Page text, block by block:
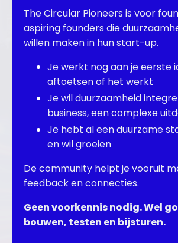
The Circular Pioneers is voor
aspiring founders die
willen maken in hun start-up.
Je werkt nog aan je eerste
aftoetsen of het werkt
Je wil duurzaamheid
business, een complexe
Je hebt al een duurzame
en wil groeien
De community helpt je vooruit
feedback en connecties.
Geen voorkennis nodig. Wel
bouwen, testen en bijsturen.